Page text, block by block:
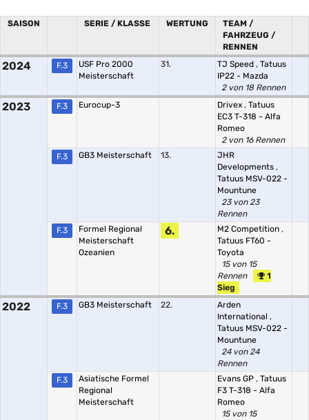
SAISON SERIE / KLASSE WERTUNG
TEAM /
FAHRZEUG /
RENNEN
2024 F.3
USF Pro 2000
Meisterschaft
31. TJ Speed , Tatuus
IP22 - Mazda
2 von 18 Rennen
2023 F.3 Eurocup-3 Drivex , Tatuus
EC3 T-318 - Alfa
Romeo
2 von 16 Rennen
F.3
GB3 Meisterschaft 13.
JHR
Developments ,
Tatuus MSV-022 -
Mountune
23 von 23
Rennen
F.3
Formel Regional
Meisterschaft
Ozeanien
6. M2 Competition ,
Tatuus FT60 -
Toyota
15 von 15
Rennen
1
Sieg
2022 F.3 GB3 Meisterschaft 22.
Arden
International ,
Tatuus MSV-022 -
Mountune
24 von 24
Rennen
F.3
Asiatische Formel
Regional
Meisterschaft
Evans GP , Tatuus
F3 T-318 - Alfa
Romeo
15 von 15